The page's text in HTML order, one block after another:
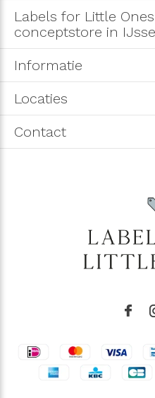
Labels for Little
conceptstore in
Informatie
Locaties
Contact